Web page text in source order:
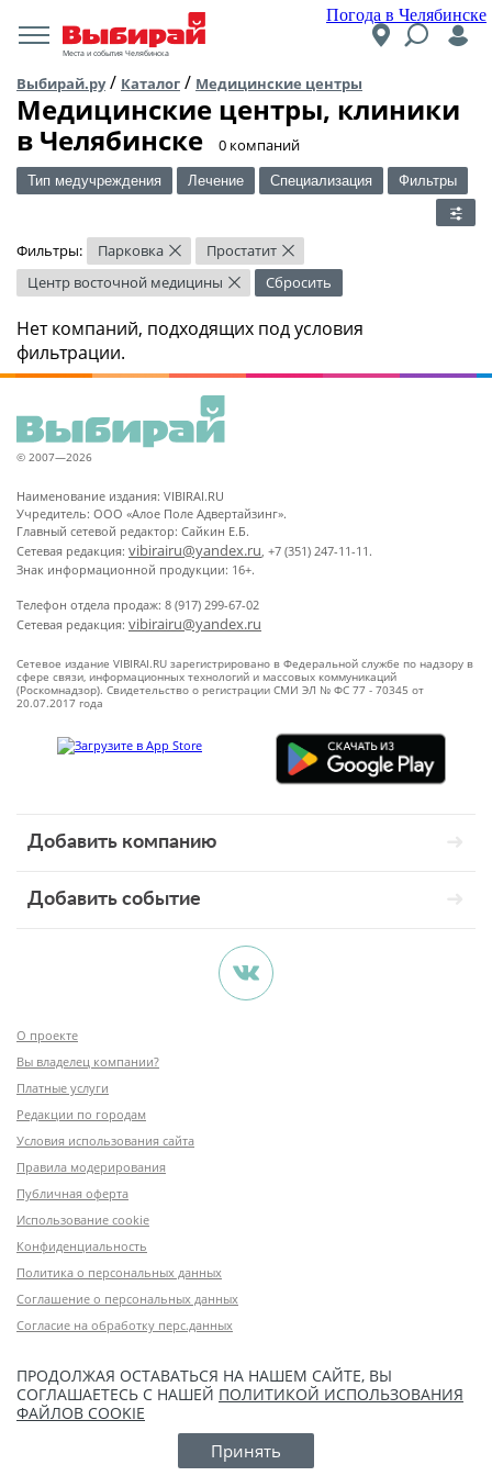
Погода в Челябинске
Места и события Челябинска
Выбирай.ру/ Каталог / Медицинские центры
Медицинские центры, клиники
в Челябинске
​0 компаний
Тип медучреждения Лечение Специализация Фильтры
Фильтры: Парковка × Простатит ×
Центр восточной медицины × Сбросить
Нет компаний, подходящих под условия
фильтрации.
© 2007—2026
Наименование издания: VIBIRAI.RU
Учредитель: ООО «Алое Поле Адвертайзинг».
Главный сетевой редактор: Сайкин Е.Б.
Сетевая редакция: vibirairu@yandex.ru, +7 (351) 247-11-11.
Знак информационной продукции: 16+.
Телефон отдела продаж: 8 (917) 299-67-02
Сетевая редакция: vibirairu@yandex.ru
Сетевое издание VIBIRAI.RU зарегистрировано в Федеральной службе по надзору в
сфере связи, информационных технологий и массовых коммуникаций
(Роскомнадзор). Свидетельство о регистрации СМИ ЭЛ № ФС 77 - 70345 от
20.07.2017 года
Добавить компанию
Добавить событие
О проекте
Вы владелец компании?
Платные услуги
Редакции по городам
Условия использования сайта
Правила модерирования
Публичная оферта
Использование cookie
Конфиденциальность
Политика о персональных данных
Соглашение о персональных данных
Согласие на обработку перс.данных
ПРОДОЛЖАЯ ОСТАВАТЬСЯ НА НАШЕМ САЙТЕ, ВЫ
СОГЛАШАЕТЕСЬ С НАШЕЙ ПОЛИТИКОЙ ИСПОЛЬЗОВАНИЯ
ФАЙЛОВ COOKIE
Принять